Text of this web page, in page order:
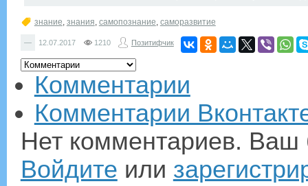
знание, знания, самопознание, саморазвитие
— 12.07.2017 1210 Позитифчик
Комментарии
Комментарии
Нет комментариев. Ваш
Войдите или